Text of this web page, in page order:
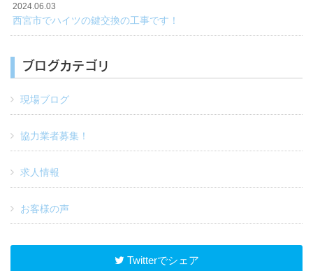
2024.06.03
西宮市でハイツの鍵交換の工事です！
ブログカテゴリ
現場ブログ
協力業者募集！
求人情報
お客様の声
Twitterでシェア